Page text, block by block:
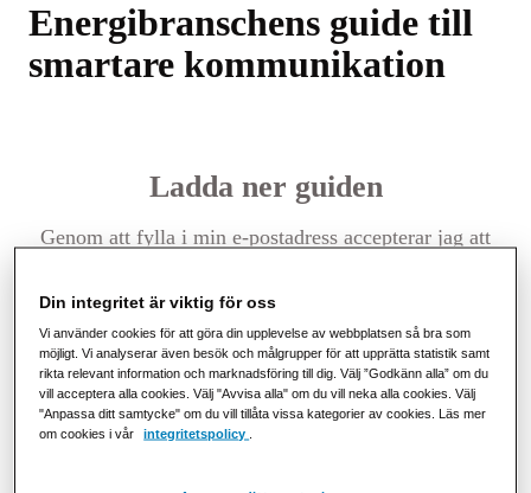
Energibranschens guide till
smartare kommunikation
Ladda ner guiden
Genom att fylla i min e-postadress accepterar jag att
använda dem för att kontakta mig.
integritetspolicyför mer information om hur vi
använder din information samt för kontaktinformation.
Din integritet är viktig för oss
Vi använder cookies för att göra din upplevelse av webbplatsen så bra som
möjligt. Vi analyserar även besök och målgrupper för att upprätta statistik samt
rikta relevant information och marknadsföring till dig. Välj ”Godkänn alla” om du
vill acceptera alla cookies. Välj "Avvisa alla" om du vill neka alla cookies. Välj
"Anpassa ditt samtycke" om du vill tillåta vissa kategorier av cookies. Läs mer
om cookies i vår
integritetspolicy